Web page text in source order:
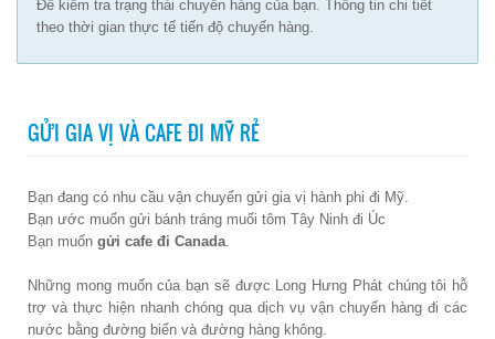
Để kiểm tra trạng thái chuyến hàng của bạn. Thông tin chi tiết
theo thời gian thực tế tiến độ chuyến hàng.
GỬI GIA VỊ VÀ CAFE ĐI MỸ RẺ
Bạn đang có nhu cầu vận chuyển gửi gia vị hành phi đi Mỹ.
Bạn ước muốn gửi bánh tráng muối tôm Tây Ninh đi Úc
Bạn muốn gửi cafe đi Canada
Những mong muốn của bạn sẽ được Long Hưng Phát chúng tôi hỗ
trợ và thực hiện nhanh chóng qua dịch vụ vận chuyển hàng đi các
nước bằng đường biển và đường hàng không.